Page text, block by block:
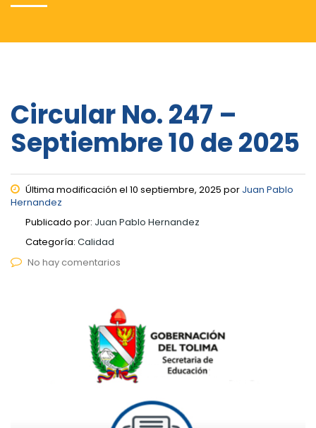
Circular No. 247 –
Septiembre 10 de 2025
Última modificación el 10 septiembre, 2025 por Juan Pablo
Hernandez
Publicado por: Juan Pablo Hernandez
Categoría: Calidad
No hay comentarios